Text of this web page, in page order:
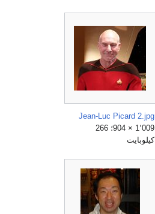
Jean-Luc Picard 2.jpg
1٬009 × 904؛ 266
كيلوبايت